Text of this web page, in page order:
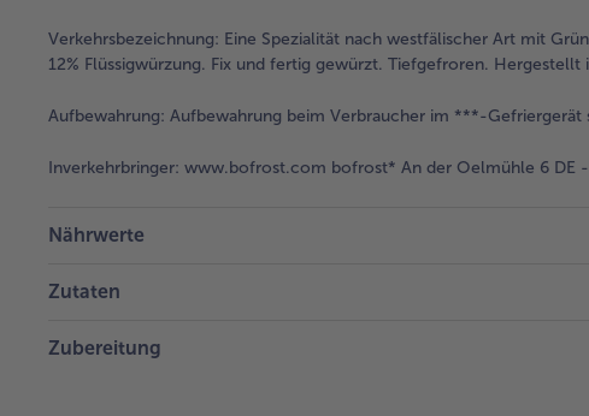
Verkehrsbezeichnung: Eine Spezialität nach westfälischer Art mit
12% Flüssigwürzung. Fix und fertig gewürzt. Tiefgefroren.
Aufbewahrung: Aufbewahrung beim Verbraucher im ***-
Inverkehrbringer: www.bofrost.com bofrost* An der Oelmühle 6 DE
Nährwerte
Zutaten
Zubereitung